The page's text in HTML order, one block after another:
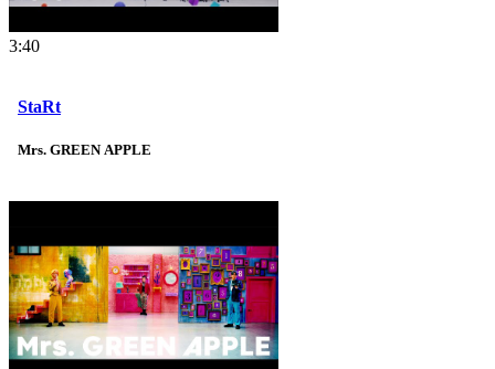
3:40
StaRt
Mrs. GREEN APPLE